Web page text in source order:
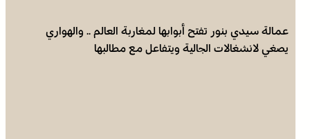
عمالة سيدي بنور تفتح أبوابها لمغاربة العالم .. والهواري
يصغي لانشغالات الجالية ويتفاعل مع مطالبها